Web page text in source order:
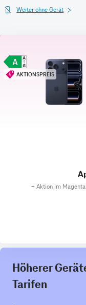
Weiter ohne Gerät
AKTIONSPREIS
+ Aktion im
Höherer
Tarifen